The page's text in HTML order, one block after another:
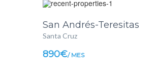
San Andrés-Teresitas
Santa Cruz
890€/ MES